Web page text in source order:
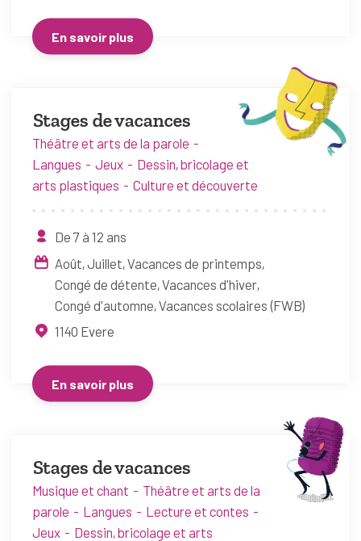
En savoir plus
Stages de vacances
Théâtre et arts de la parole
Langues
Jeux
Dessin, bricolage et
arts plastiques
Culture et découverte
De 7 à 12 ans
Août Juillet Vacances de printemps
Congé de détente Vacances d'hiver
Congé d'automne Vacances scolaires (FWB)
1140 Evere
En savoir plus
Stages de vacances
Musique et chant
Théâtre et arts de la
parole
Langues
Lecture et contes
Jeux
Dessin, bricolage et arts